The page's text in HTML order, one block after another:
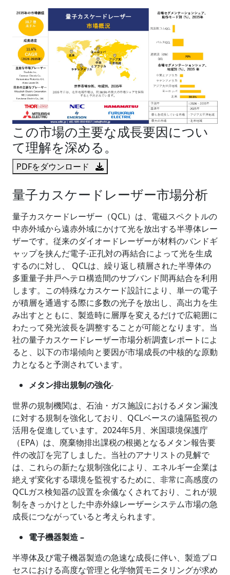
この市場の主要な成長要因につい
て理解を深める。
PDFをダウンロード
量子カスケードレーザー市場分析
量子カスケードレーザー（QCL）は、電磁スペクトルの
中赤外域から遠赤外域にかけて光を放出する半導体レー
ザーです。従来のダイオードレーザーが材料のバンドギ
ャップを挟んだ電子-正孔対の再結合によって光を生成
するのに対し、 QCLは、繰り返し積層された半導体の
多重量子井戸ヘテロ構造間のサブバンド間再結合を利用
します。この特殊なカスケード設計により、単一の電子
が積層を通過する際に多数の光子を放出し、高出力を生
み出すとともに、製造時に層厚を変えるだけで広範囲に
わたって発光波長を調整することが可能となります。当
社の量子カスケードレーザー市場分析調査レポートによ
ると、以下の市場傾向と要因が市場成長の中核的な原動
力となると予測されています。
メタン排出規制の強化-
世界の規制機関は、石油・ガス施設におけるメタン漏洩
に対する規制を強化しており、QCLベースの遠隔監視の
活用を促進しています。2024年5月、米国環境保護庁
（EPA）は、廃棄物排出課税の根拠となるメタン報告要
件の改訂を完了しました。当社のアナリストの見解で
は、これらの新たな規制強化により、エネルギー企業は
絶えず変化する環境を監視するために、非常に高感度の
QCLガス検知器の設置を余儀なくされており、これが規
制をきっかけとした中赤外線レーザーシステム市場の急
成長につながっていると考えられます。
電子機器製造 –
半導体及び電子機器製造の急速な成長に伴い、製造プロ
セスにおける高度な管理と化学物質モニタリングが求め